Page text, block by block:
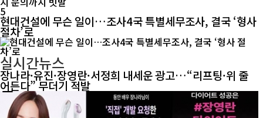
5
현대건설에 무슨 일이…조사4국 특별세무조사, 결국 ‘형사
절차’로
실시간뉴스
장나라·유진·장영란·서정희 내세운 광고…“리프팅·위 줄
어든다” 무더기 적발